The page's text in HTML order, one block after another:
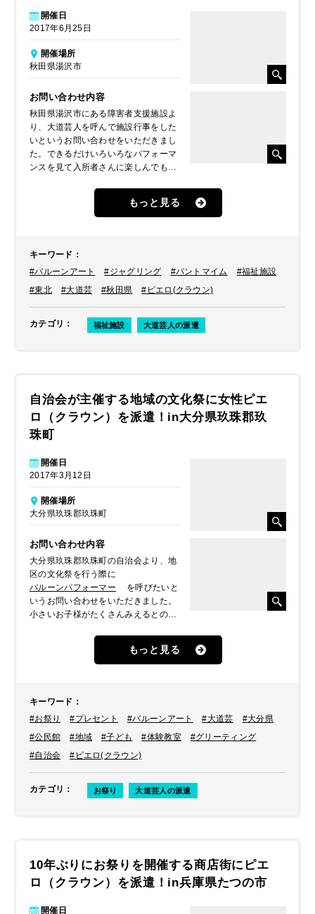
開催日
2017年6月25日
開催場所
秋田県湯沢市
お問い合わせ内容
秋田県湯沢市にある障害者支援施設よ
り、大道芸人を呼んで施設行事をした
いというお問い合わせをいただきまし
た。できるだけいろいろなパフォーマ
ンスを見て入所者さんに楽しんでもら
イムやバルーンなどを得意とするピエ
ロ（クラウン）と、ジャグリングやア
もっと見る
キーワード ：
#バルーンアート
#ジャグリング #パントマイム
#福祉施設
#東北
#大道芸 #秋田県 #ピエロ(クラウン)
カテゴリ ： 福祉施設 大道芸人の派遣
自治会が主催する地域の文化祭に女性ピエ
ロ（クラウン）を派遣！in大分県玖珠郡玖
珠町
開催日
2017年3月12日
開催場所
大分県玖珠郡玖珠町
お問い合わせ内容
大分県玖珠郡玖珠町の自治会より、地
区の文化祭を行う際に
バルーンパフォーマー
を呼びたいと
いうお問い合わせをいただきました。
小さいお子様がたくさんみえるとのこ
にバルーンアートができる
をご提案、派遣
もっと見る
キーワード ：
#お祭り
#プレセント #バルーンアート #大道芸
#大分県
#公民館
#地域 #子ども #体験教室
#グリーティング
#自治会
#ピエロ(クラウン)
カテゴリ ： お祭り 大道芸人の派遣
10年ぶりにお祭りを開催する商店街にピエ
ロ（クラウン）を派遣！in兵庫県たつの市
開催日